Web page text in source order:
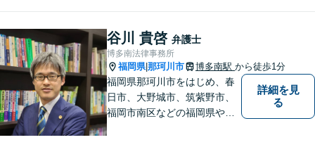
谷川 貴啓 弁護士
博多南法律事務所
福岡県|那珂川市 博多南駅 から徒歩1分
福岡県那珂川市をはじめ、春
日市、大野城市、筑紫野市、
福岡市南区などの福岡県や九
詳細を見
る